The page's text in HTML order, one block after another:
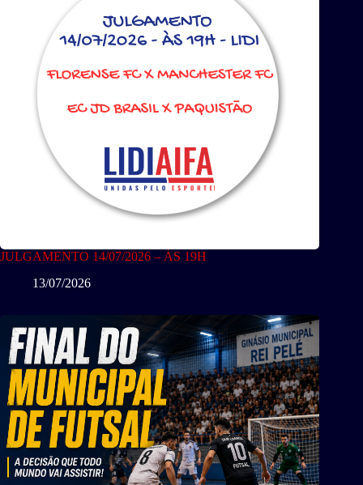
JULGAMENTO 14/07/2026 – ÀS 19H
13/07/2026